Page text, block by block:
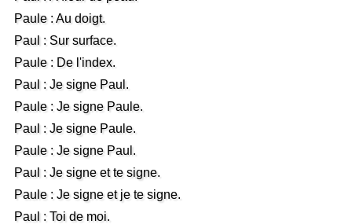
Paule : Au doigt.
Paul : Sur surface.
Paule : De l'index.
Paul : Je signe Paul.
Paule : Je signe Paule.
Paul : Je signe Paule.
Paule : Je signe Paul.
Paul : Je signe et te signe.
Paule : Je signe et je te signe.
Paul : Toi de moi.